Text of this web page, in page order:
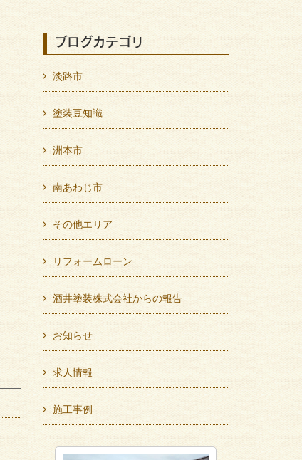
ブログカテゴリ
淡路市
塗装豆知識
洲本市
南あわじ市
その他エリア
リフォームローン
酒井塗装株式会社からの報告
お知らせ
求人情報
施工事例